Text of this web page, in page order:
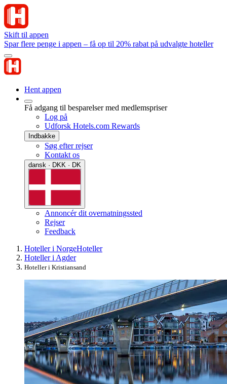
Skift til appen
Spar flere penge i appen – få op til 20% rabat på udvalgte hoteller
Hent appen
Få adgang til besparelser med medlemspriser
Log på
Udforsk Hotels.com Rewards
Indbakke
Søg efter rejser
Kontakt os
dansk · DKK · DK
Annoncér dit overnatningssted
Rejser
Feedback
Hoteller i NorgeHoteller
Hoteller i Agder
Hoteller i Kristiansand